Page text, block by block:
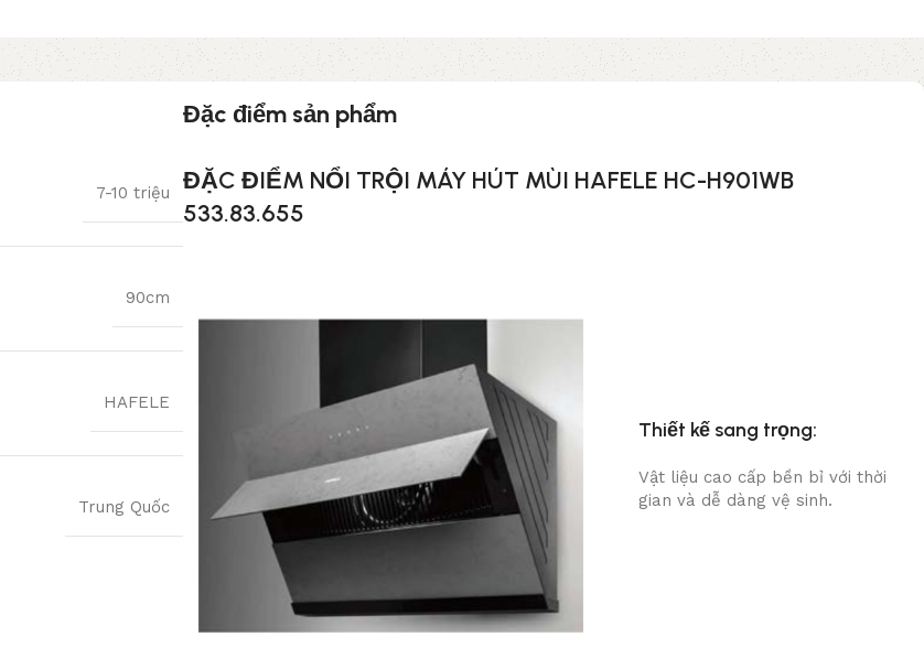
7-10 triệu
90cm
HAFELE
Trung Quốc
Đặc điểm sản phẩm
ĐẶC ĐIỂM NỔI TRỘI MÁY HÚT MÙI HAFELE HC-H901WB
533.83.655
Thiết kế sang trọng:
Vật liệu cao cấp bền bỉ với thời
gian và dễ dàng vệ sinh.